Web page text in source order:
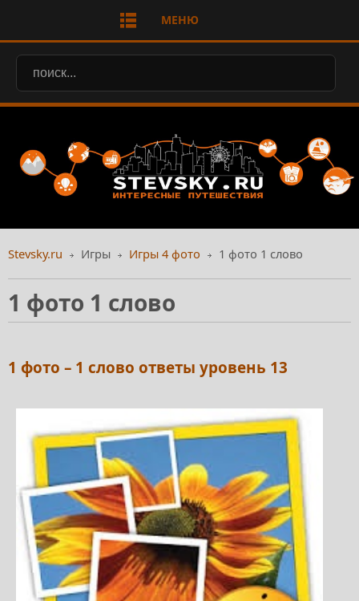
МЕНЮ
Stevsky.ru Игры Игры 4 фото 1 фото 1 слово
1 фото 1 слово
1 фото – 1 слово ответы уровень 13